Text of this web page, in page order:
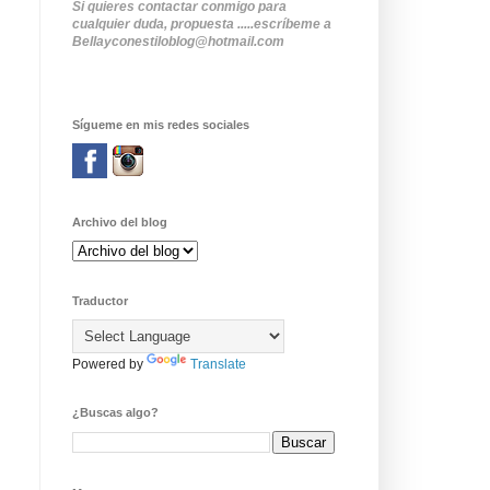
Si quieres contactar conmigo para
cualquier duda, propuesta .....escríbeme a
Bellayconestiloblog@hotmail.com
Sígueme en mis redes sociales
Archivo del blog
Traductor
Powered by Translate
¿Buscas algo?